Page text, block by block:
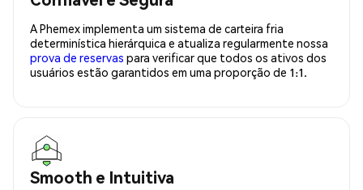
A Phemex implementa um sistema de carteira fria
determinística hierárquica e atualiza regularmente nossa
prova de reservas para verificar que todos os ativos dos
usuários estão garantidos em uma proporção de 1:1.
Smooth e Intuitiva